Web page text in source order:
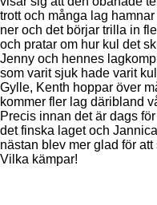
trott och många lag
ner och det börjar trilla in
och pratar om hur kul det
Jenny och hennes
som varit sjuk hade varit
Gylle, Kenth hoppar över
kommer fler lag däribland
Precis innan det är dags
det finska laget och
nästan blev mer glad för
Vilka kämpar!